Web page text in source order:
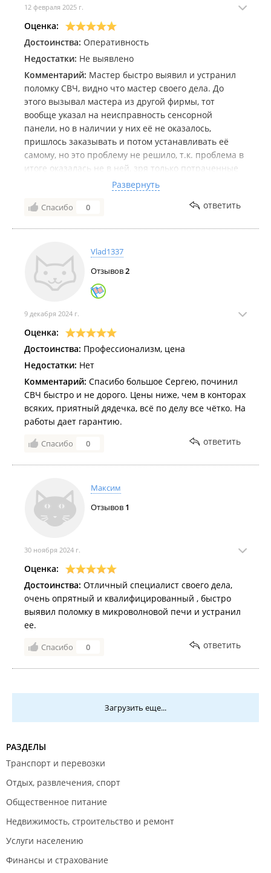
12 февраля 2025 г.
Оценка:
Достоинства: Оперативность
Недостатки: Не выявлено
Комментарий: Мастер быстро выявил и устранил
поломку СВЧ, видно что мастер своего дела. До
этого вызывал мастера из другой фирмы, тот
вообще указал на неисправность сенсорной
панели, но в наличии у них её не оказалось,
пришлось заказывать и потом устанавливать её
самому, но это проблему не решило, т.к. проблема в
итоге оказалась не в ней, зря только потраченные
Спасибо большое Сергею Фёдоровичу.
Рекомендую 👍
Развернуть
Спасибо 0 ответить
Vlad1337
Отзывов2
9 декабря 2024 г.
Оценка:
Достоинства: Профессионализм, цена
Недостатки: Нет
Комментарий: Спасибо большое Сергею, починил
СВЧ быстро и не дорого. Цены ниже, чем в конторах
всяких, приятный дядечка, всё по делу все чётко. На
работы дает гарантию.
Спасибо 0 ответить
Максим
Отзывов 1
30 ноября 2024 г.
Оценка:
Достоинства: Отличный специалист своего дела,
очень опрятный и квалифицированный , быстро
выявил поломку в микроволновой печи и устранил
ее.
Спасибо 0 ответить
Загрузить еще...
РАЗДЕЛЫ
Транспорт и перевозки
Отдых, развлечения, спорт
Общественное питание
Недвижимость, строительство и ремонт
Услуги населению
Финансы и страхование